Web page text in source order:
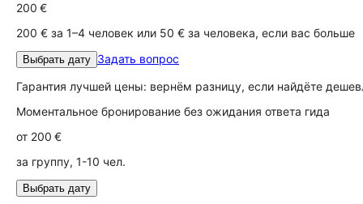
200 €
200 € за 1–4 человек или 50 € за человека, если вас больше
Выбрать дату Задать вопрос
Гарантия лучшей цены: вернём разницу, если найдёте
Моментальное бронирование без ожидания ответа гида
от 200 €
за группу, 1-10 чел.
Выбрать дату